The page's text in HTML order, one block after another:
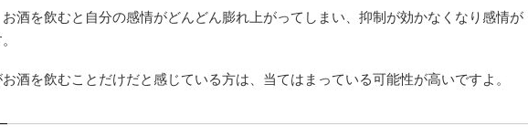
酒を飲むと自分の感情がどんどん膨れ上がってしまい、抑制が効かなくなり感情が
酒を飲むことだけだと感じている方は、当てはまっている可能性が高いですよ。